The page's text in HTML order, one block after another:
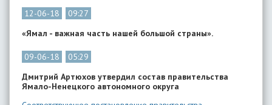
12-06-18
09:27
«Ямал - важная часть нашей большой страны».
09-06-18
05:29
Дмитрий Артюхов утвердил состав правительства
Ямало-Ненецкого автономного округа